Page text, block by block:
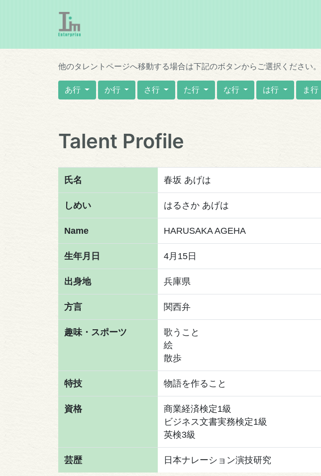
他のタレントページへ移動する場合は下記のボタンからご選択ください。
あ行 か行 さ行 た行 な行 は行 ま行
Talent Profile
氏名 春坂 あげは
しめい はるさか あげは
Name HARUSAKA AGEHA
生年月日 4月15日
出身地 兵庫県
方言 関西弁
趣味・スポーツ
歌うこと
絵
散歩
特技 物語を作ること
資格
商業経済検定1級
ビジネス文書実務検定1級
英検3級
芸歴 日本ナレーション演技研究